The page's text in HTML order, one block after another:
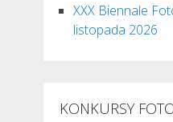
XXX Biennale
listopada 2026
KONKURSY